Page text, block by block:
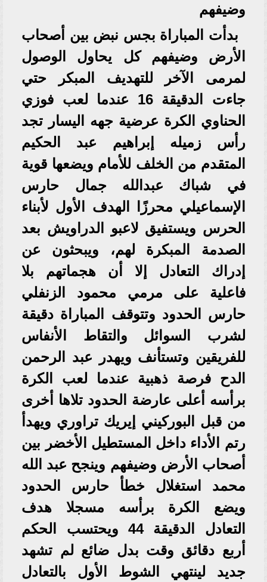
وضيفهم
بدأت المباراة بجس نبض بين أصحاب
الأرض وضيفهم كل يحاول الوصول
لمرمى الآخر للتهديف المبكر حتي
جاءت الدقيقة 16 عندما لعب فوزي
الحناوي الكرة عرضية جهه اليسار تجد
رأس زميله إبراهيم عبد الحكيم
المتقدم من الخلف للأمام ويضعها قوية
في شباك عبدالله جمال حارس
الإسماعيلي محرزًا الهدف الأول لأبناء
الحرس ويستفيق لاعبو الدراويش بعد
الصدمة المبكرة لهم، ويبحثون عن
إدراك التعادل إلا أن هجماتهم بلا
فاعلية على مرمي محمود الزنفلي
حارس الحدود وتتوقف المباراة دقيقة
لشرب السوائل والتقاط الأنفاس
للفريقين وتستأنف ويهدر عبد الرحمن
الدح فرصة ذهبية عندما لعب الكرة
برأسه أعلى عارضة الحدود تلاها أخرى
من قبل البوركيني إيريك تراوري ويهدأ
رتم الأداء داخل المستطيل الأخضر بين
أصحاب الأرض وضيفهم وينجح عبد الله
محمد استغلال خطأ حارس الحدود
ويضع الكرة برأسه مسجلا هدف
التعادل الدقيقة 44 ويحتسب الحكم
أربع دقائق وقت بدل ضائع لم تشهد
جديد لينتهي الشوط الأول بالتعادل